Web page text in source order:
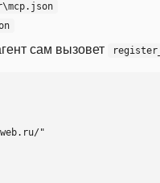
сам вызовет